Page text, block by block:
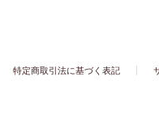
特定商取引法に基づく表記